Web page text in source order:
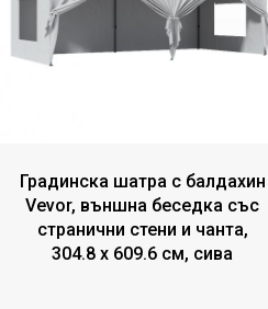
Градинска шатра с балдахин
Vevor, външна беседка със
странични стени и чанта,
304.8 x 609.6 см, сива